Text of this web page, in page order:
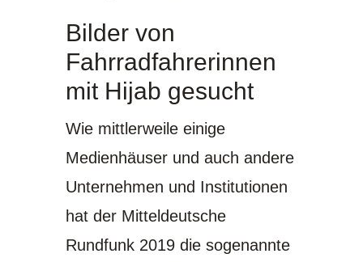
Bilder von
Fahrradfahrerinnen
mit Hijab gesucht
Wie mittlerweile einige
Medienhäuser und auch andere
Unternehmen und Institutionen
hat der Mitteldeutsche
Rundfunk 2019 die sogenannte